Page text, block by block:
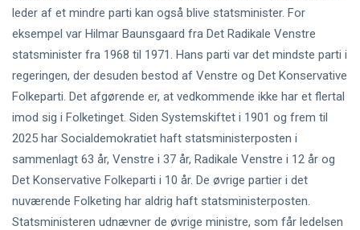
leder af et mindre parti kan også blive statsminister. For
eksempel var Hilmar Baunsgaard fra Det Radikale Venstre
statsminister fra 1968 til 1971. Hans parti var det mindste parti i
regeringen, der desuden bestod af Venstre og Det Konservative
Folkeparti. Det afgørende er, at vedkommende ikke har et flertal
imod sig i Folketinget. Siden Systemskiftet i 1901 og frem til
2025 har Socialdemokratiet haft statsministerposten i
sammenlagt 63 år, Venstre i 37 år, Radikale Venstre i 12 år og
Det Konservative Folkeparti i 10 år. De øvrige partier i det
nuværende Folketing har aldrig haft statsministerposten.
Statsministeren udnævner de øvrige ministre, som får ledelsen